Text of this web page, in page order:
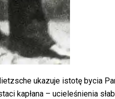
ukazuje istotę bycia
kapłana – ucieleśnienia